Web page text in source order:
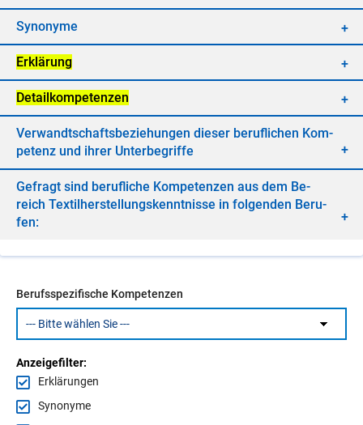
Syn­ony­me
Er­klä­rung
De­tail­kom­pe­ten­zen
Ver­wandt­schafts­be­zie­hun­gen die­ser be­ruf­li­chen Kom­
pe­tenz und ih­rer Un­ter­be­grif­fe
Ge­fragt sind be­ruf­li­che Kom­pe­ten­zen aus dem Be­
reich Tex­til­her­stel­lungs­kennt­nis­se in fol­gen­den Be­ru­
fen:
Berufsspezifische Kompetenzen
Anzeigefilter:
Erklärungen
Synonyme